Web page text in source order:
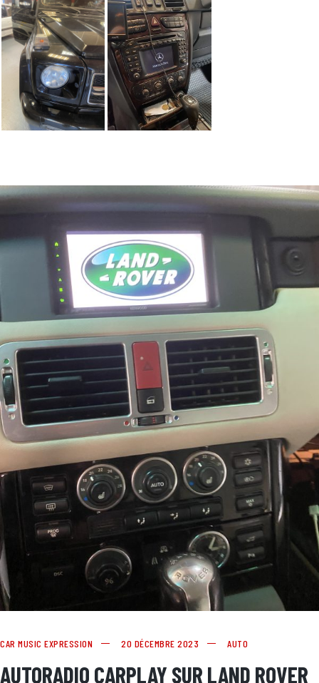
CAR MUSIC EXPRESSION 20 DÉCEMBRE 2023 AUTO
AUTORADIO CARPLAY SUR LAND ROVER